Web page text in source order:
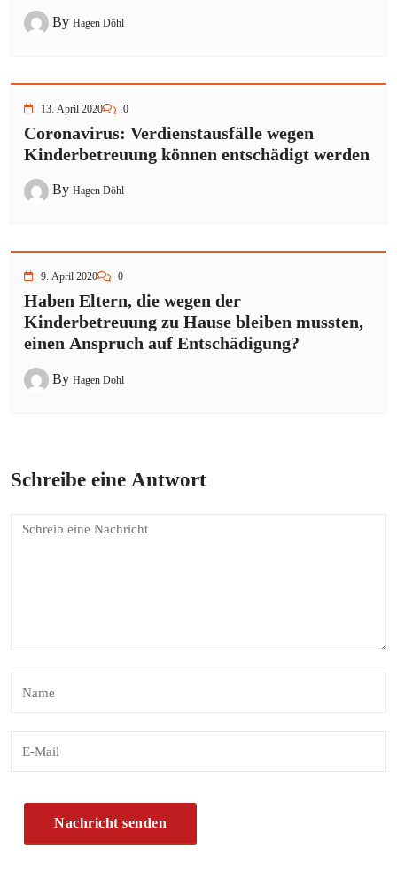
By Hagen Döhl
13. April 2020 0
Coronavirus: Verdienstausfälle wegen
Kinderbetreuung können entschädigt werden
By Hagen Döhl
9. April 2020 0
Haben Eltern, die wegen der
Kinderbetreuung zu Hause bleiben mussten,
einen Anspruch auf Entschädigung?
By Hagen Döhl
Schreibe eine Antwort